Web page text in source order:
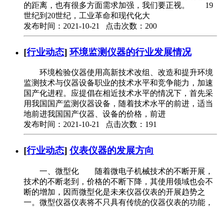
的距离，也有很多方面需求加强，我们要正视。 19
世纪到20世纪，工业革命和现代化大
发布时间：2021-10-21 点击次数：200
[行业动态]环境监测仪器的行业发展情况
环境检验仪器使用高新技术改组、改造和提升环境
监测技术与仪器设备职业的技术水平和竞争能力，加速
国产化进程。应提倡在相近技术水平的情况下，首先采
用我国国产监测仪器设备，随着技术水平的前进，适当
地前进我国国产仪器、设备的价格，前进
发布时间：2021-10-21 点击次数：191
[行业动态] 仪表仪器的发展方向
一、微型化 随着微电子机械技术的不断开展，
技术的不断老到，价格的不断下降，其使用领域也会不
断的增加，因而微型化是未来仪器仪表的开展趋势之
一。微型仪器仪表将不只具有传统的仪器仪表的功能，